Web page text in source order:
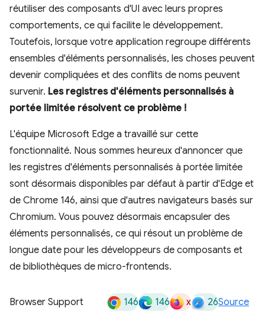
réutiliser des composants d'UI avec leurs propres
comportements, ce qui facilite le développement.
Toutefois, lorsque votre application regroupe différents
ensembles d'éléments personnalisés, les choses peuvent
devenir compliquées et des conflits de noms peuvent
survenir. Les registres d'éléments personnalisés à
portée limitée résolvent ce problème !
L'équipe Microsoft Edge a travaillé sur cette
fonctionnalité. Nous sommes heureux d'annoncer que
les registres d'éléments personnalisés à portée limitée
sont désormais disponibles par défaut à partir d'Edge et
de Chrome 146, ainsi que d'autres navigateurs basés sur
Chromium. Vous pouvez désormais encapsuler des
éléments personnalisés, ce qui résout un problème de
longue date pour les développeurs de composants et
de bibliothèques de micro-frontends.
Browser Support 146 146 x 26Source